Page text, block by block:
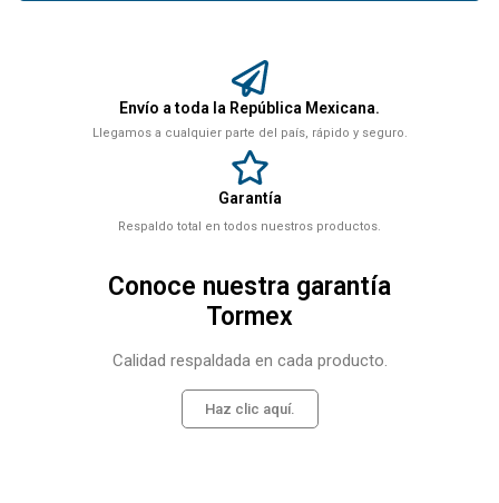
Envío a toda la República Mexicana.
Llegamos a cualquier parte del país, rápido y seguro.
Garantía
Respaldo total en todos nuestros productos.
Conoce nuestra garantía
Tormex
Calidad respaldada en cada producto.
Haz clic aquí.